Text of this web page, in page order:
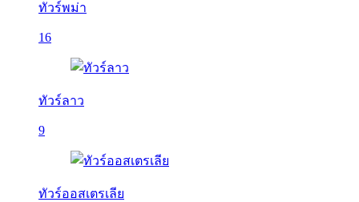
ทัวร์พม่า
16
ทัวร์ลาว
9
ทัวร์ออสเตรเลีย